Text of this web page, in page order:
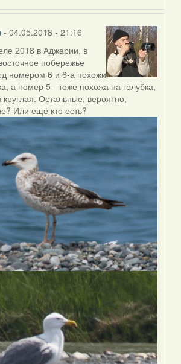
- 04.05.2018 - 21:16
2018 в Аджарии, в
побережье
номером 6 и 6-а похожи
а номер 5 - тоже похожа на голубка,
Остальные, вероятно,
Или ещё кто есть?